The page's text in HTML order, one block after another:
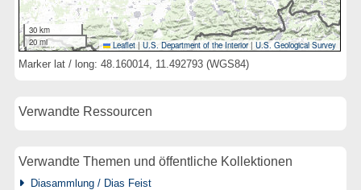
30 km
20 mi
Leaflet | U.S. Department of the Interior|U.S. Geological Survey
Marker lat / long: 48.160014, 11.492793 (WGS84)
Verwandte Ressourcen
Verwandte Themen und öffentliche Kollektionen
Diasammlung / Dias Feist